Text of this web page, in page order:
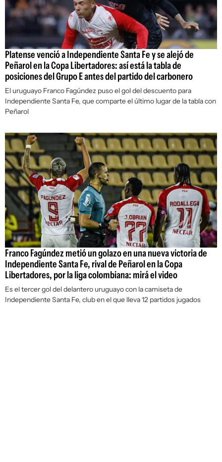
Platense venció a Independiente Santa Fe y se alejó de
Peñarol en la Copa Libertadores: así está la tabla de
posiciones del Grupo E antes del partido del carbonero
El uruguayo Franco Fagúndez puso el gol del descuento para
Independiente Santa Fe, que comparte el último lugar de la tabla con
Peñarol
Franco Fagúndez metió un golazo en una nueva victoria de
Independiente Santa Fe, rival de Peñarol en la Copa
Libertadores, por la liga colombiana: mirá el video
Es el tercer gol del delantero uruguayo con la camiseta de
Independiente Santa Fe, club en el que lleva 12 partidos jugados